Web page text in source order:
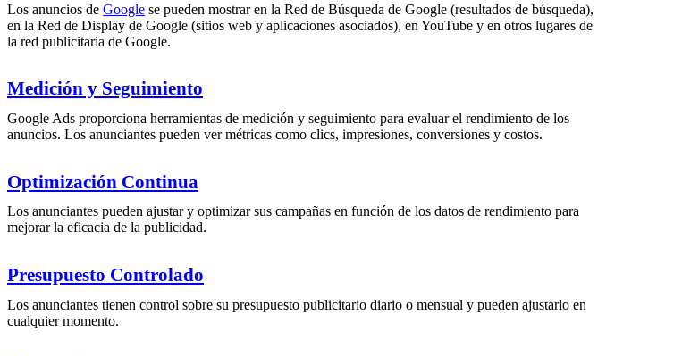
Los anuncios de Google se pueden mostrar en la Red de Búsqueda de Google (resultados de búsqueda),
en la Red de Display de Google (sitios web y aplicaciones asociados), en YouTube y en otros lugares de
la red publicitaria de Google.
Medición y Seguimiento
Google Ads proporciona herramientas de medición y seguimiento para evaluar el rendimiento de los
anuncios. Los anunciantes pueden ver métricas como clics, impresiones, conversiones y costos.
Optimización Continua
Los anunciantes pueden ajustar y optimizar sus campañas en función de los datos de rendimiento para
mejorar la eficacia de la publicidad.
Presupuesto Controlado
Los anunciantes tienen control sobre su presupuesto publicitario diario o mensual y pueden ajustarlo en
cualquier momento.